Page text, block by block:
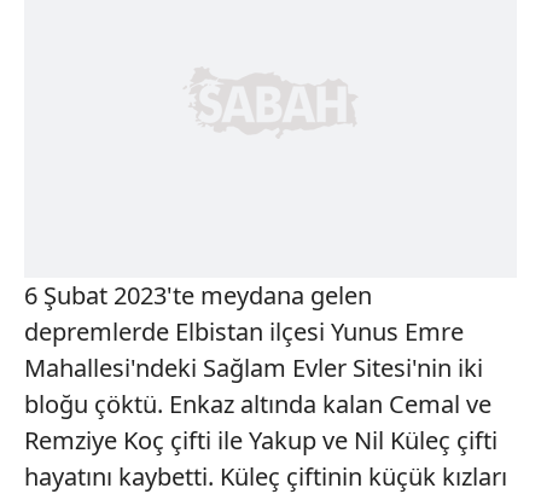
6 Şubat 2023'te meydana gelen
depremlerde Elbistan ilçesi Yunus Emre
Mahallesi'ndeki Sağlam Evler Sitesi'nin iki
bloğu çöktü. Enkaz altında kalan Cemal ve
Remziye Koç çifti ile Yakup ve Nil Küleç çifti
hayatını kaybetti. Küleç çiftinin küçük kızları